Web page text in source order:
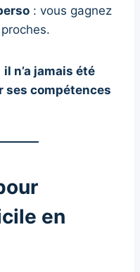
: vous gagnez
il n’a jamais été
ses compétences
en